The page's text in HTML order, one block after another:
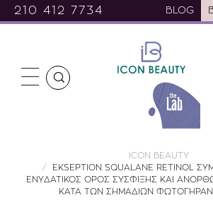
210 412 7734 BLOG
ICON BEAUTY
EKSEPTION SQUALANE RETINOL
ΕΝΥΔΑΤΙΚΟΣ ΟΡΟΣ ΣΥΣΦΙΞΗΣ ΚΑΙ
ΚΑΤΑ ΤΩΝ ΣΗΜΑΔΙΩΝ